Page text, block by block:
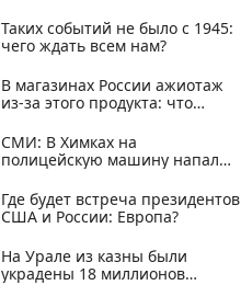
Таких событий не было с 1945:
чего ждать всем нам?
В магазинах России ажиотаж
из-за этого продукта: что
СМИ: В Химках на
полицейскую машину напали
Где будет встреча президентов
США и России: Европа?
На Урале из казны были
украдены 18 миллионов